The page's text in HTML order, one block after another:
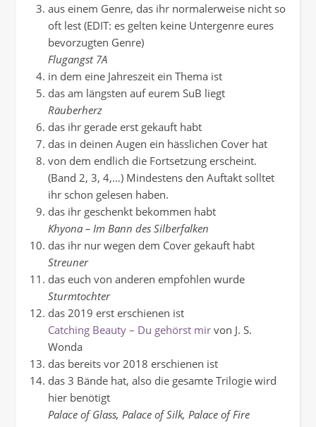
aus einem Genre, das ihr normalerweise nicht so
oft lest (EDIT: es gelten keine Untergenre eures
bevorzugten Genre)
Flugangst 7A
in dem eine Jahreszeit ein Thema ist
das am längsten auf eurem SuB liegt
Räuberherz
das ihr gerade erst gekauft habt
das in deinen Augen ein hässlichen Cover hat
von dem endlich die Fortsetzung erscheint.
(Band 2, 3, 4,…) Mindestens den Auftakt solltet
ihr schon gelesen haben.
das ihr geschenkt bekommen habt
Khyona – Im Bann des Silberfalken
das ihr nur wegen dem Cover gekauft habt
Streuner
das euch von anderen empfohlen wurde
Sturmtochter
das 2019 erst erschienen ist
Catching Beauty – Du gehörst mir von J. S.
Wonda
das bereits vor 2018 erschienen ist
das 3 Bände hat, also die gesamte Trilogie wird
hier benötigt
Palace of Glass, Palace of Silk, Palace of Fire